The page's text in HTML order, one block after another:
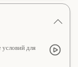
для